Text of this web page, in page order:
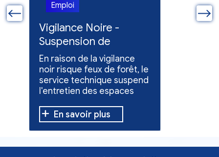
Emploi
Vigilance Noire -
Suspension de
l'entretien des
espaces verts
En raison de la vigilance
noir risque feux de forêt, le
service technique suspend
l'entretien des espaces
En savoir plus
Emploi
Feux